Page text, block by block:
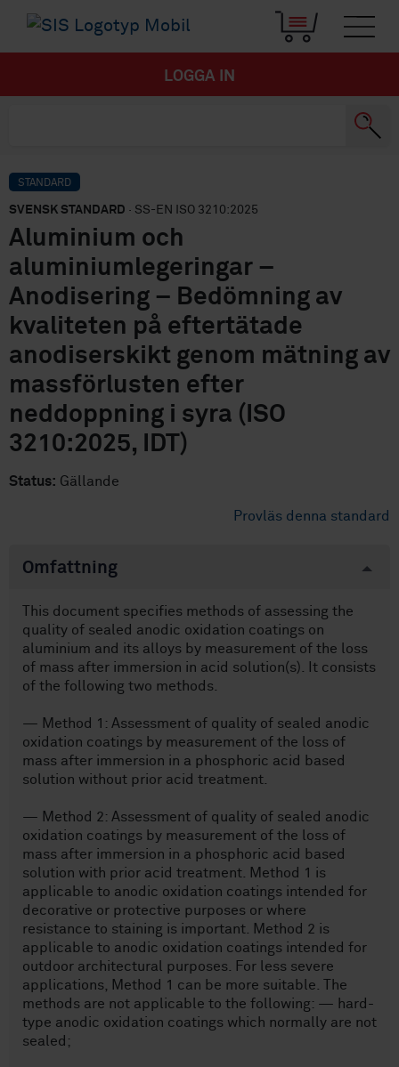
LOGGA IN
STANDARD
SVENSK STANDARD · SS-EN ISO 3210:2025
Aluminium och
aluminiumlegeringar –
Anodisering – Bedömning av
kvaliteten på eftertätade
anodiserskikt genom mätning av
massförlusten efter
neddoppning i syra (ISO
3210:2025, IDT)
Status: Gällande
Provläs denna standard
Omfattning
This document specifies methods of assessing the
quality of sealed anodic oxidation coatings on
aluminium and its alloys by measurement of the loss
of mass after immersion in acid solution(s). It consists
of the following two methods.
— Method 1: Assessment of quality of sealed anodic
oxidation coatings by measurement of the loss of
mass after immersion in a phosphoric acid based
solution without prior acid treatment.
— Method 2: Assessment of quality of sealed anodic
oxidation coatings by measurement of the loss of
mass after immersion in a phosphoric acid based
solution with prior acid treatment. Method 1 is
applicable to anodic oxidation coatings intended for
decorative or protective purposes or where
resistance to staining is important. Method 2 is
applicable to anodic oxidation coatings intended for
outdoor architectural purposes. For less severe
applications, Method 1 can be more suitable. The
methods are not applicable to the following: — hard-
type anodic oxidation coatings which normally are not
sealed;